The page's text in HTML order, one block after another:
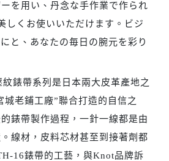
を用い、丹念な手作業で作られ
しくお使いいただけます。ビジ
と、あなたの毎日の腕元を彩り
錶帶系列是日本兩大皮革產地之
老鋪工廠”聯合打造的自信之
錶帶製作過程，一針一線都是由
線材，皮料芯材甚至到接著劑都
16錶帶的工藝，與Knot品牌訴